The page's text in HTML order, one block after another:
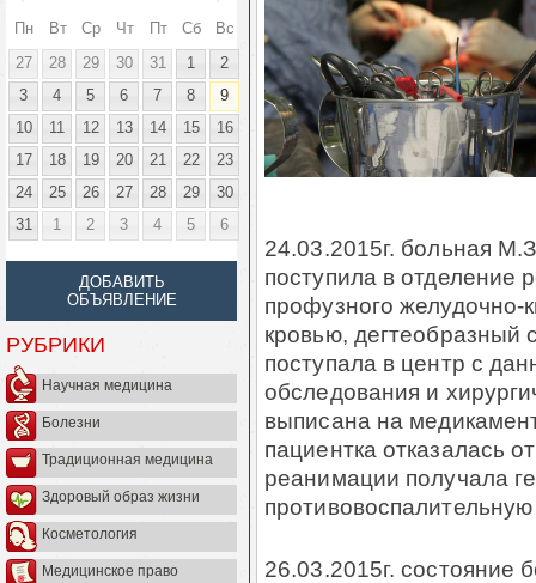
Пн Вт Ср Чт Пт Сб
Вс
27
28 29 30 31 1
2
3
4 5 6 7 8
9
10
11 12 13 14 15
16
17
18 19 20 21 22
23
24
25 26 27 28 29
30
31
1 2 3 4 5 6
ДОБАВИТЬ
ОБЪЯВЛЕНИЕ
РУБРИКИ
Научная медицина
Болезни
Традиционная медицина
Здоровый образ жизни
Косметология
Медицинское право
24.03.2015г. больная
поступила в
профузного желудочно-
кровью, дегтеобразный
поступала в центр с
обследования и
выписана на
пациентка отказалась
реанимации получала
26.03.2015г. состояние